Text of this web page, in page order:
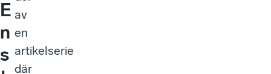
E
n
s
av
en
artikelserie
där